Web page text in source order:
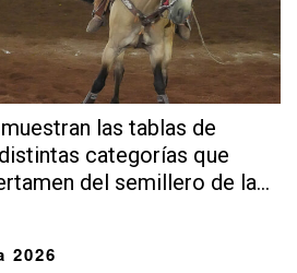
las tablas de
categorías que
del semillero de la...
2026